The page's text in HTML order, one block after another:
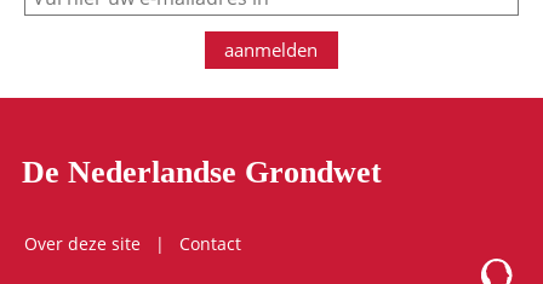
aanmelden
De Nederlandse Grondwet
Over deze site
Contact
Logo